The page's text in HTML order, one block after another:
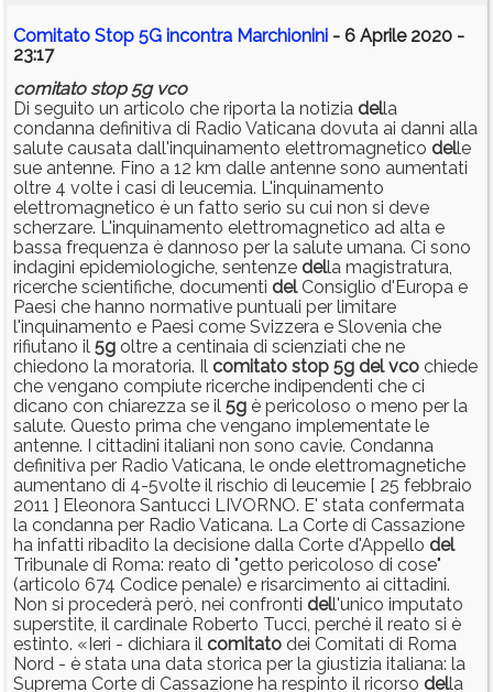
Comitato Stop 5G incontra Marchionini - 6 Aprile 2020 -
23:17
comitato stop 5g vco
Di seguito un articolo che riporta la notizia della
condanna definitiva di Radio Vaticana dovuta ai danni alla
salute causata dall'inquinamento elettromagnetico delle
sue antenne. Fino a 12 km dalle antenne sono aumentati
oltre 4 volte i casi di leucemia. L'inquinamento
elettromagnetico è un fatto serio su cui non si deve
scherzare. L'inquinamento elettromagnetico ad alta e
bassa frequenza è dannoso per la salute umana. Ci sono
indagini epidemiologiche, sentenze della magistratura,
ricerche scientifiche, documenti delConsiglio d'Europa e
Paesi che hanno normative puntuali per limitare
l'inquinamento e Paesi come Svizzera e Slovenia che
rifiutano il 5g oltre a centinaia di scienziati che ne
chiedono la moratoria. Il comitato stop 5g del vco chiede
che vengano compiute ricerche indipendenti che ci
dicano con chiarezza se il 5g è pericoloso o meno per la
salute. Questo prima che vengano implementate le
antenne. I cittadini italiani non sono cavie. Condanna
definitiva per Radio Vaticana, le onde elettromagnetiche
aumentano di 4-5volte il rischio di leucemie [ 25 febbraio
2011 ] Eleonora Santucci LIVORNO. E' stata confermata
la condanna per Radio Vaticana. La Corte di Cassazione
ha infatti ribadito la decisione dalla Corte d'Appello del
Tribunale di Roma: reato di "getto pericoloso di cose"
(articolo 674 Codice penale) e risarcimento ai cittadini.
Non si procederà però, nei confronti dell'unico imputato
superstite, il cardinale Roberto Tucci, perché il reato si è
estinto. «Ieri - dichiara il comitato dei Comitati di Roma
Nord - è stata una data storica per la giustizia italiana: la
Suprema Corte di Cassazione ha respinto il ricorso della